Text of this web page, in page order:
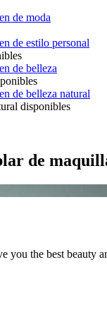
de moda
de estilo personal
de belleza
de belleza natural
disponibles
de
you the best beauty